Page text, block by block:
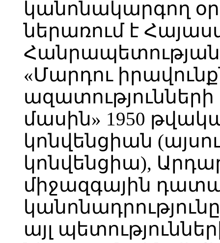
կանոնակարգող
ներառում է
Հանրապետության
«Մարդու
մասին» 1950
կոնվենցիան
կոնվենցիա),
միջազգային
այլ